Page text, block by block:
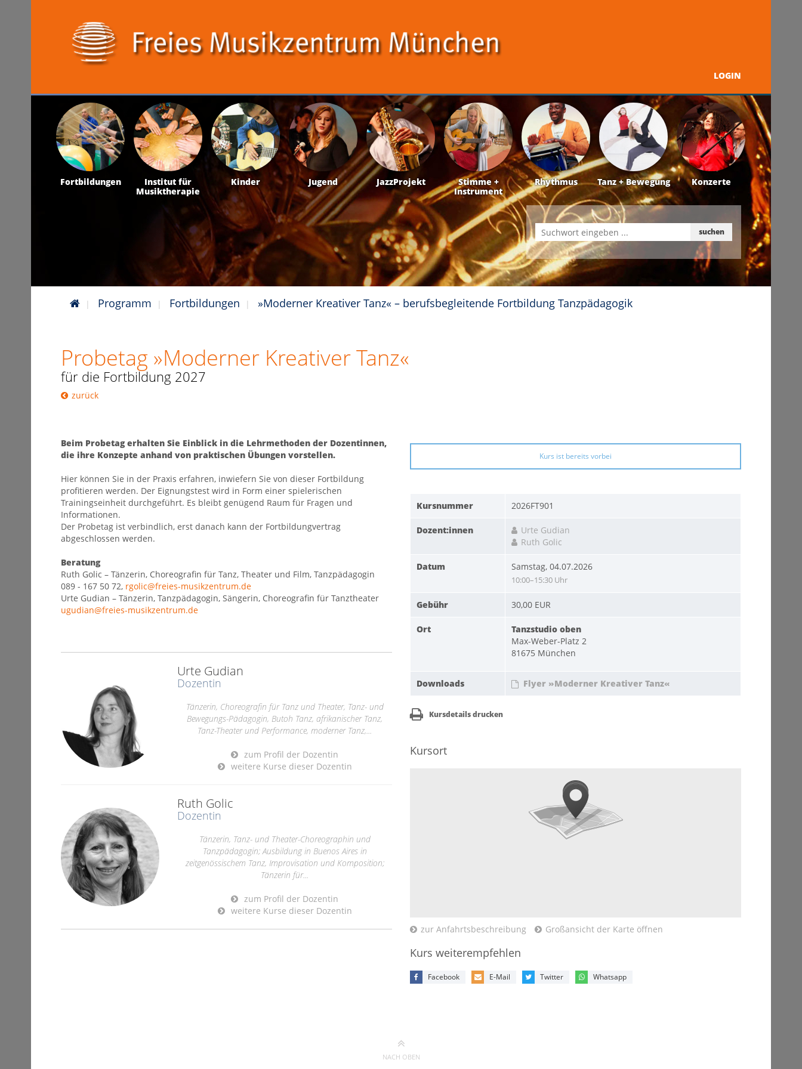
LOGIN
Programm Über uns Kontakt + Service
Fortbildungen
Institut für
Musiktherapie
Kinder Jugend JazzProjekt
Stimme +
Instrument
Rhythmus Tanz + Bewegung Konzerte
suchen
Programm Fortbildungen »Moderner Kreativer Tanz« – berufsbegleitende Fortbildung Tanzpädagogik
Probetag »Moderner Kreativer Tanz«
für die Fortbildung 2027
zurück
Kurs ist bereits vorbei
Kursnummer 2026FT901
Dozent:innen
Urte Gudian
Ruth Golic
Datum Samstag, 04.07.2026
10:00–15:30 Uhr
Gebühr 30,00 EUR
Ort
Tanzstudio oben
Max-Weber-Platz 2
81675 München
Downloads Flyer »Moderner Kreativer Tanz«
Kursdetails drucken
Kursort
zur Anfahrtsbeschreibung Großansicht der Karte öffnen
Kurs weiterempfehlen
Facebook E-Mail Twitter Whatsapp
Beim Probetag erhalten Sie Einblick in die Lehrmethoden der Dozentinnen,
die ihre Konzepte anhand von praktischen Übungen vorstellen.
Hier können Sie in der Praxis erfahren, inwiefern Sie von dieser Fortbildung
profitieren werden. Der Eignungstest wird in Form einer spielerischen
Trainingseinheit durchgeführt. Es bleibt genügend Raum für Fragen und
Informationen.
Der Probetag ist verbindlich, erst danach kann der Fortbildungvertrag
abgeschlossen werden.
Beratung
Ruth Golic – Tänzerin, Choreografin für Tanz, Theater und Film, Tanzpädagogin
089 - 167 50 72, rgolic@freies-musikzentrum.de
Urte Gudian – Tänzerin, Tanzpädagogin, Sängerin, Choreografin für Tanztheater
ugudian@freies-musikzentrum.de
Urte Gudian
Dozentin
Tänzerin, Choreografin für Tanz und Theater, Tanz- und
Bewegungs-Pädagogin, Butoh Tanz, afrikanischer Tanz,
Tanz-Theater und Performance, moderner Tanz,...
zum Profil der Dozentin
weitere Kurse dieser Dozentin
Ruth Golic
Dozentin
Tänzerin, Tanz- und Theater-Choreographin und
Tanzpädagogin; Ausbildung in Buenos Aires in
zeitgenössischem Tanz, Improvisation und Komposition;
Tänzerin für...
zum Profil der Dozentin
weitere Kurse dieser Dozentin
NACH OBEN